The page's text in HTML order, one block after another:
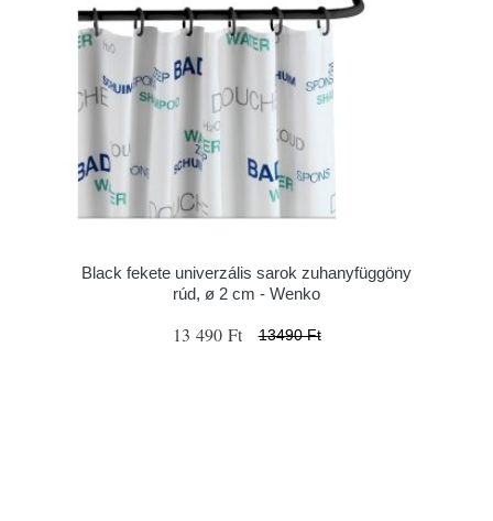
Black fekete univerzális sarok zuhanyfüggöny
rúd, ø 2 cm - Wenko
13 490 Ft 13490 Ft